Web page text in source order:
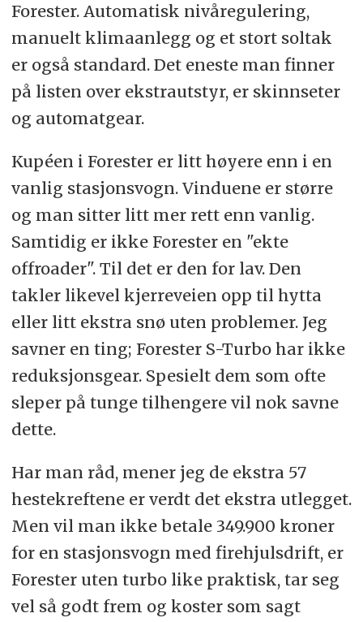
Forester. Automatisk nivåregulering,
manuelt klimaanlegg og et stort soltak
er også standard. Det eneste man finner
på listen over ekstrautstyr, er skinnseter
og automatgear.
Kupéen i Forester er litt høyere enn i en
vanlig stasjonsvogn. Vinduene er større
og man sitter litt mer rett enn vanlig.
Samtidig er ikke Forester en "ekte
offroader". Til det er den for lav. Den
takler likevel kjerreveien opp til hytta
eller litt ekstra snø uten problemer. Jeg
savner en ting; Forester S-Turbo har ikke
reduksjonsgear. Spesielt dem som ofte
sleper på tunge tilhengere vil nok savne
dette.
Har man råd, mener jeg de ekstra 57
hestekreftene er verdt det ekstra utlegget.
Men vil man ikke betale 349.900 kroner
for en stasjonsvogn med firehjulsdrift, er
Forester uten turbo like praktisk, tar seg
vel så godt frem og koster som sagt